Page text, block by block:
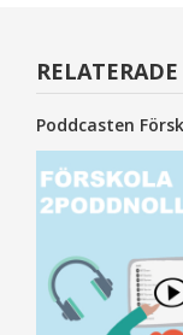
Poddcasten